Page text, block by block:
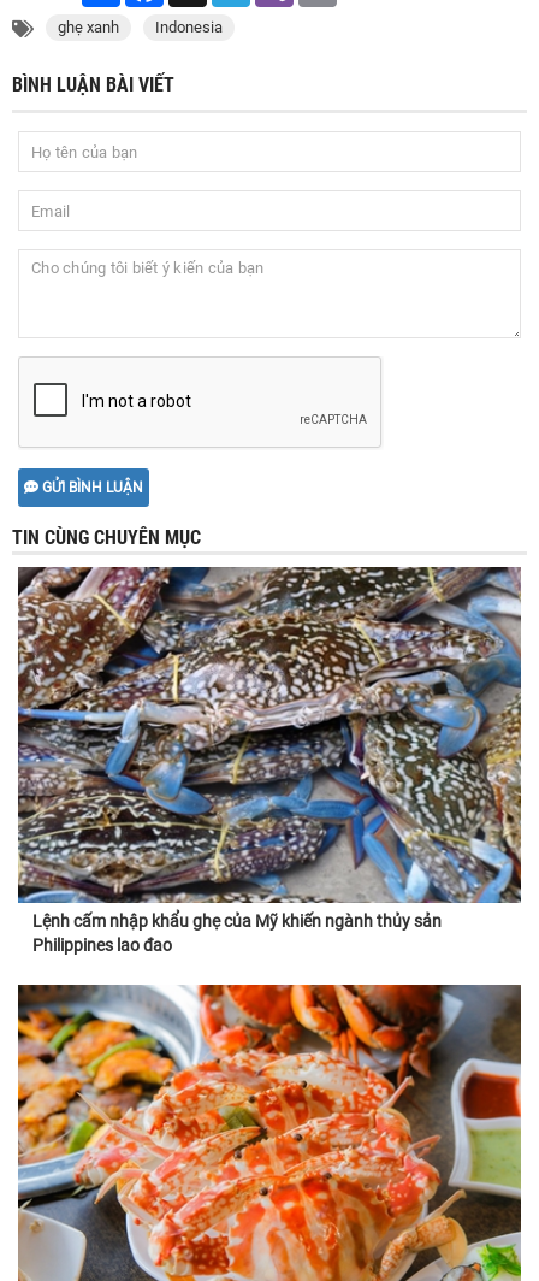
ghẹ xanh Indonesia
BÌNH LUẬN BÀI VIẾT
GỬI BÌNH LUẬN
TIN CÙNG CHUYÊN MỤC
Lệnh cấm nhập khẩu ghẹ của Mỹ khiến ngành thủy sản
Philippines lao đao